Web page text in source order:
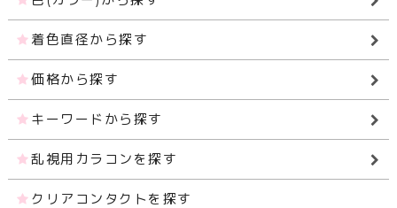
着色直径から探す
価格から探す
キーワードから探す
乱視用カラコンを探す
クリアコンタクトを探す